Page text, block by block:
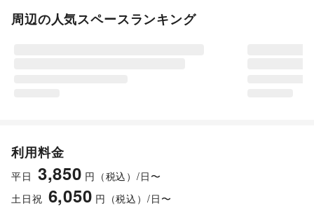
周辺の人気スペースランキング
利用料金
平日 3,850 円（税込）/日〜
土日祝 6,050 円（税込）/日〜